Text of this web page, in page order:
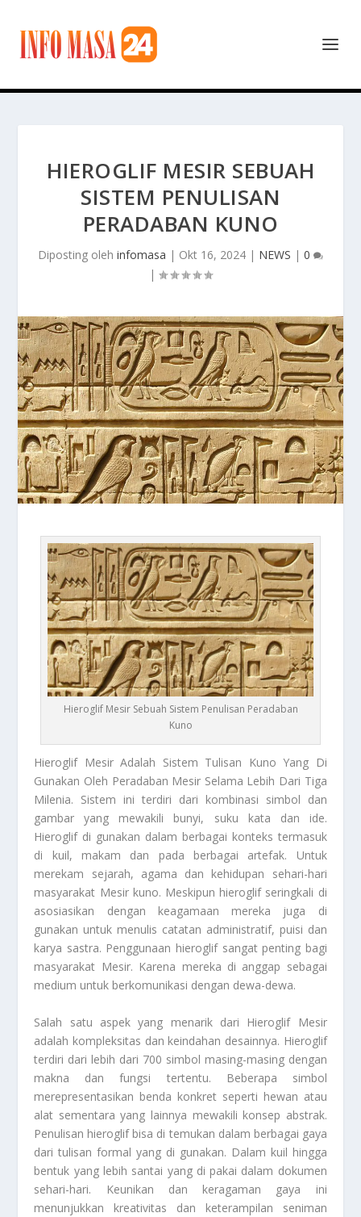
HIEROGLIF MESIR SEBUAH
SISTEM PENULISAN
PERADABAN KUNO
Diposting oleh infomasa | Okt 16, 2024 | NEWS | 0
|
Hieroglif Mesir Sebuah Sistem Penulisan Peradaban
Kuno
Hieroglif MesirAdalah Sistem Tulisan Kuno Yang Di
Gunakan Oleh Peradaban Mesir Selama Lebih Dari Tiga
Milenia. Sistem ini terdiri dari kombinasi simbol dan
gambar yang mewakili bunyi, suku kata dan ide.
Hieroglif di gunakan dalam berbagai konteks termasuk
di kuil, makam dan pada berbagai artefak. Untuk
merekam sejarah, agama dan kehidupan sehari-hari
masyarakat Mesir kuno. Meskipun hieroglif seringkali di
asosiasikan dengan keagamaan mereka juga di
gunakan untuk menulis catatan administratif, puisi dan
karya sastra. Penggunaan hieroglif sangat penting bagi
masyarakat Mesir. Karena mereka di anggap sebagai
medium untuk berkomunikasi dengan dewa-dewa.
Salah satu aspek yang menarik dari Hieroglif Mesir
adalah kompleksitas dan keindahan desainnya. Hieroglif
terdiri dari lebih dari 700 simbol masing-masing dengan
makna dan fungsi tertentu. Beberapa simbol
merepresentasikan benda konkret seperti hewan atau
alat sementara yang lainnya mewakili konsep abstrak.
Penulisan hieroglif bisa di temukan dalam berbagai gaya
dari tulisan formal yang di gunakan. Dalam kuil hingga
bentuk yang lebih santai yang di pakai dalam dokumen
sehari-hari. Keunikan dan keragaman gaya ini
menunjukkan kreativitas dan keterampilan seniman